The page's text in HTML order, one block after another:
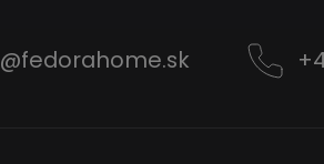
@fedorahome.sk